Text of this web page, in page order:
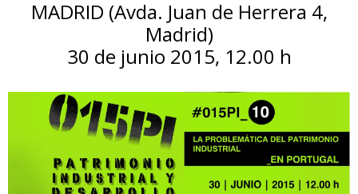
MADRID (Avda. Juan de Herrera 4,
Madrid)
30 de junio 2015, 12.00 h